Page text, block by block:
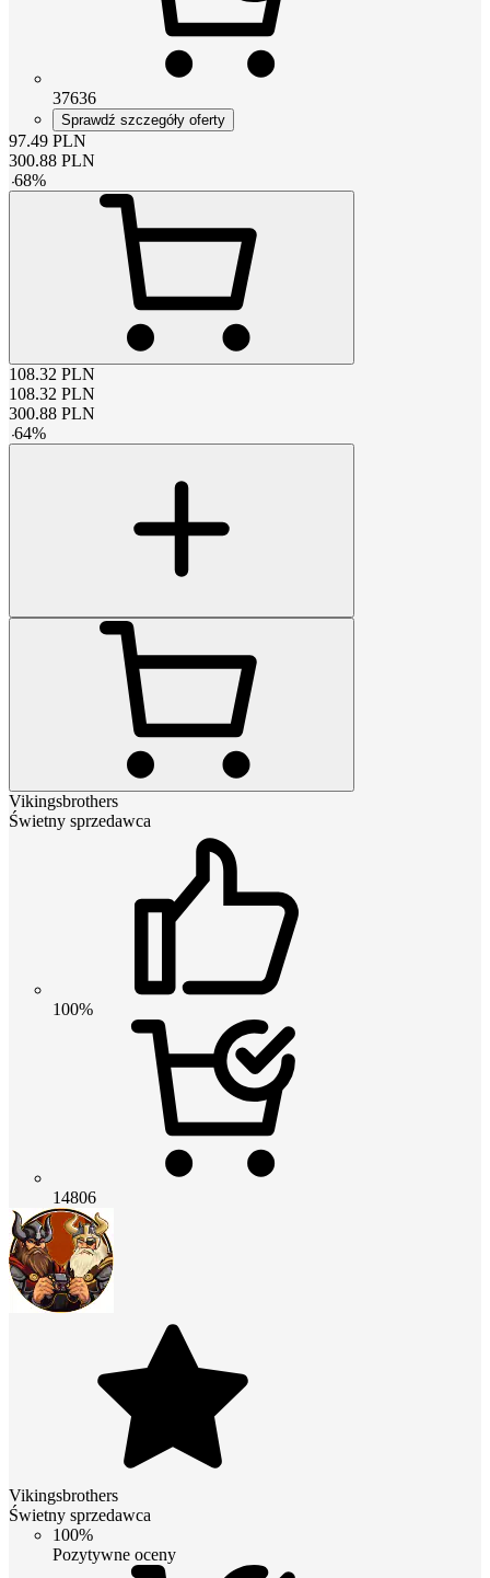
37636
Sprawdź szczegóły oferty
97.49 PLN
300.88 PLN
-68%
108.32 PLN
108.32 PLN
300.88 PLN
-64%
Vikingsbrothers
Świetny sprzedawca
100%
14806
Vikingsbrothers
Świetny sprzedawca
100%
Pozytywne oceny